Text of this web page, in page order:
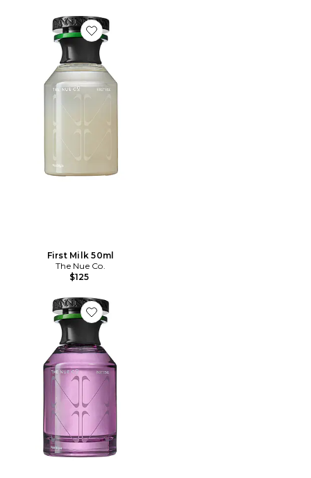
Favorite First Milk 50ml
First Milk 50ml
The Nue Co.
$125
Favorite Past Time 50ml